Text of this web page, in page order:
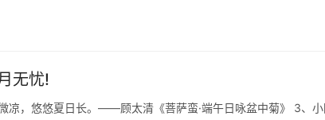
无忧!
，悠悠夏日长。——顾太清《菩萨蛮·端午日咏盆中菊》 3、